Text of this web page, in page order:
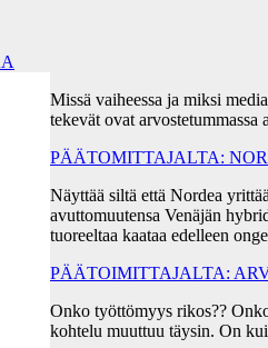
Missä vaiheessa ja miksi
tekevät ovat
PÄÄTOMITTAJALTA:
Näyttää siltä että Nordea
avuttomuutensa Venäjän
tuoreeltaa kaataa edelleen
PÄÄTOIMITTAJALTA:
Onko työttömyys rikos??
kohtelu muuttuu täysin. On